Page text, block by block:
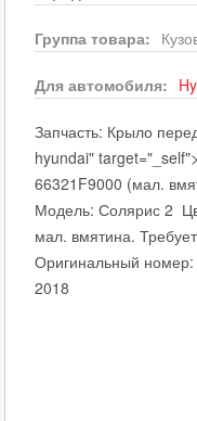
Группа товара:
Для автомобиля:
Запчасть: Крыло
hyundai"
66321F9000 (мал. вмятина) Марка:
Модель: Солярис 2 Цвет: Оранжевый Состояние: бу,
мал. вмятина.
Оригинальный номер:
2018